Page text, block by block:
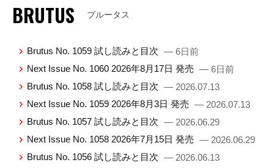
BRUTUS ブルータス
Brutus No. 1059 試し読みと目次 — 6日前
Next Issue No. 1060 2026年8月17日 発売 — 6日前
Brutus No. 1058 試し読みと目次 — 2026.07.13
Next Issue No. 1059 2026年8月3日 発売 — 2026.07.13
Brutus No. 1057 試し読みと目次 — 2026.06.29
Next Issue No. 1058 2026年7月15日 発売 — 2026.06.29
Brutus No. 1056 試し読みと目次 — 2026.06.13